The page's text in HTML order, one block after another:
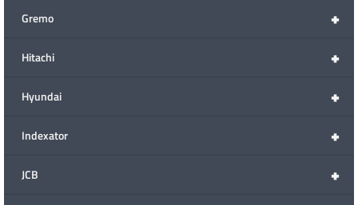
+
Gremo
+
Hitachi
+
Hyundai
+
Indexator
+
JCB